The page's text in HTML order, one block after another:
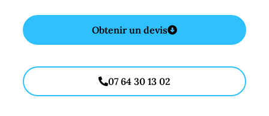
Obtenir un devis
07 64 30 13 02